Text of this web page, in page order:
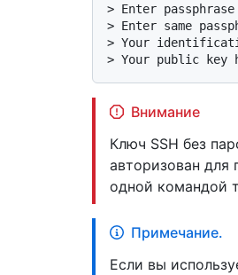
> Enter
> Enter same
> Your
> Your public key
Внимание
Ключ SSH без
авторизован для
одной командой
Примечание.
Если вы